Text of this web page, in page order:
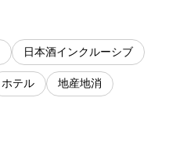
日本酒インクルーシブ
ホテル 地産地消